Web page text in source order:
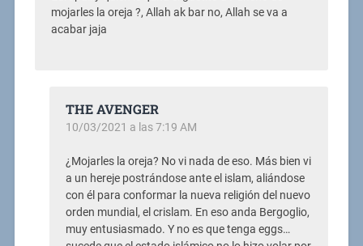
mojarles la oreja ?, Allah ak bar no, Allah se va a
acabar jaja
THE AVENGER
10/03/2021 a las 7:19 AM
¿Mojarles la oreja? No vi nada de eso. Más bien vi
a un hereje postrándose ante el islam, aliándose
con él para conformar la nueva religión del nuevo
orden mundial, el crislam. En eso anda Bergoglio,
muy entusiasmado. Y no es que tenga eggs…